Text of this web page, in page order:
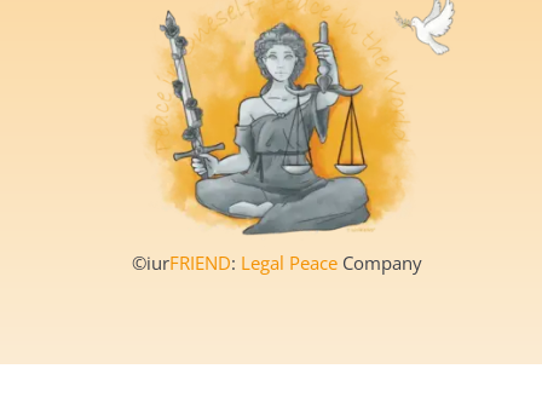
©iurFRIEND: Legal Peace Company